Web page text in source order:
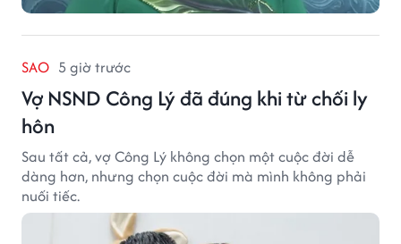
SAO 5 giờ trước
Vợ NSND Công Lý đã đúng khi từ chối ly
hôn
Sau tất cả, vợ Công Lý không chọn một cuộc đời dễ
dàng hơn, nhưng chọn cuộc đời mà mình không phải
nuối tiếc.